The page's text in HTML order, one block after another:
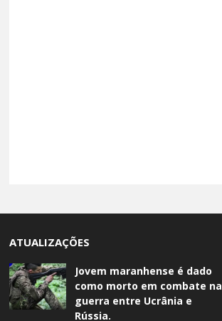
ATUALIZAÇÕES
Jovem maranhense é dado
como morto em combate na
guerra entre Ucrânia e
Rússia.